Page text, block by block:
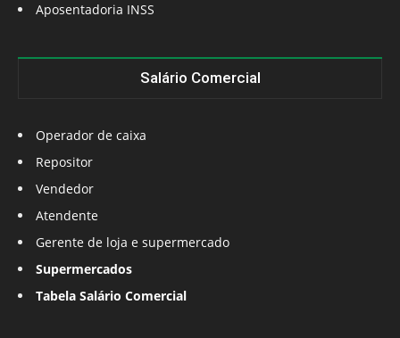
Aposentadoria INSS
Salário Comercial
Operador de caixa
Repositor
Vendedor
Atendente
Gerente de loja e supermercado
Supermercados
Tabela Salário Comercial